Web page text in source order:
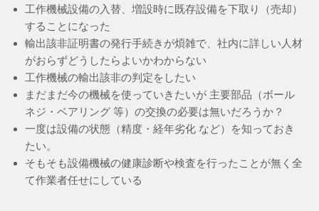
工作機械設備の入替、増設時に既存設備を下取り（売却）
することになった
輸出該非証明書の発行手続きが煩雑で、社内に詳しい人材
がおらずどうしたらよいかわからない
工作機械の輸出該非の判定をしたい
まだまだ今の機械を使っていきたいが 主要部品（ボール
ネジ・ベアリング 等）の交換の必要は無いだろうか？
一度は設備の状態（精度・経年劣化 など）を知っておき
たい。
そもそも設備機械の健康診断や検査を行ったことが無く全
て作業者任せにしている